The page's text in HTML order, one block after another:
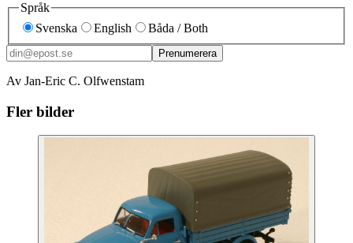
Språk
Svenska
English Båda / Both
Prenumerera
Av Jan-Eric C. Olfwenstam
Fler bilder